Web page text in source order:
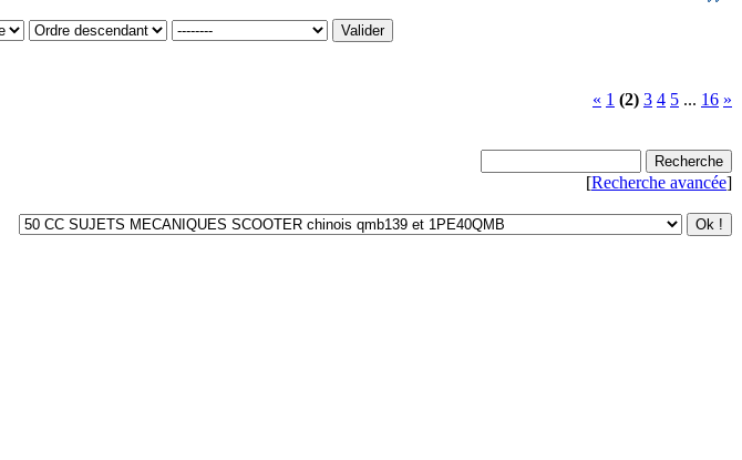
« 1 (2) 3 4 5 ... 16 »
[Recherche avancée]